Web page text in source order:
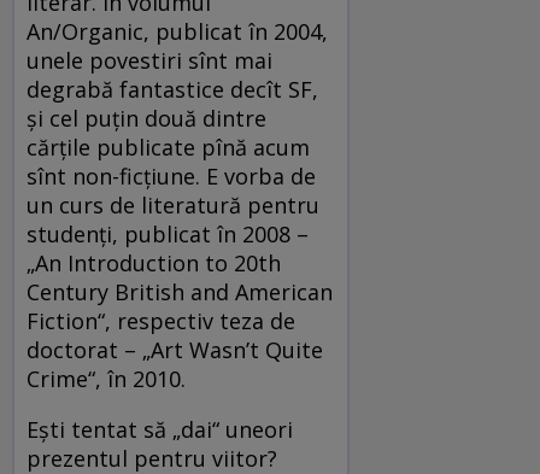
An/Organic, publicat în 2004,
unele povestiri sînt mai
degrabă fantastice decît SF,
şi cel puţin două dintre
cărţile publicate pînă acum
sînt non-ficţiune. E vorba de
un curs de literatură pentru
studenţi, publicat în 2008 –
„An Introduction to 20th
Century British and American
Fiction“, respectiv teza de
doctorat – „Art Wasn’t Quite
Crime“, în 2010.
Eşti tentat să „dai“ uneori
prezentul pentru viitor?